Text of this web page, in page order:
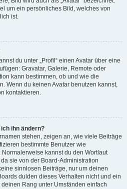
um ein persönliches Bild, welches von
ist.
du unter „Profil“ einen Avatar über eine
Gravatar, Galerie, Remote oder
kann bestimmen, ob und wie die
Wenn du keinen Avatar benutzen kannst,
kontaktieren.
ihn ändern?
stehen, zeigen an, wie viele Beiträge
bestimmte Benutzer wie
kannst du den Wortlaut
sie von der Board-Administration
sinnlosen Beiträge, nur um deinen
dulden dieses Verhalten nicht und ein
Rang unter Umständen einfach